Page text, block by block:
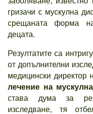
гризачи с мускулна
срещаната форма
децата.
Резултатите са
от допълнителни
медицински директор
лечение на
става дума за
изследване, тя